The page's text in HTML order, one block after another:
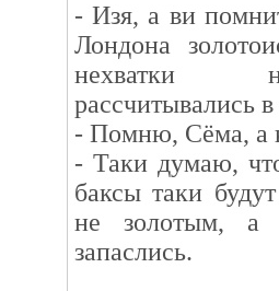
- Изя, а ви
Лондона
нехватки
рассчитывались
- Помню, Сёма, а
- Таки думаю,
баксы таки
не золотым, а
запаслись.